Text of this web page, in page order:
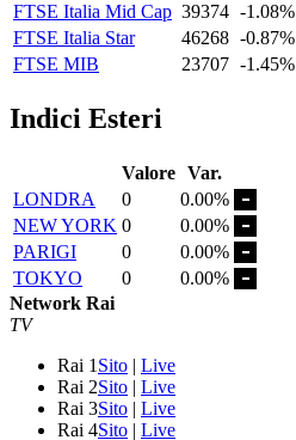
FTSE Italia Mid Cap 39374 -1.08%
FTSE Italia Star
46268 -0.87%
FTSE MIB
23707 -1.45%
Indici Esteri
Valore Var.
LONDRA
0
0.00%
NEW YORK 0
0.00%
PARIGI
0
0.00%
TOKYO
0
0.00%
Network Rai
TV
Rai 1 Sito | Live
Rai 2Sito | Live
Rai 3Sito | Live
Rai 4Sito | Live